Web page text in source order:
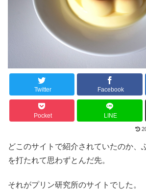
Twitter Facebook
Pocket LINE
どこのサイトで紹介されていたのか、
を打たれて思わずとんだ先。
それがプリン研究所のサイトでした。